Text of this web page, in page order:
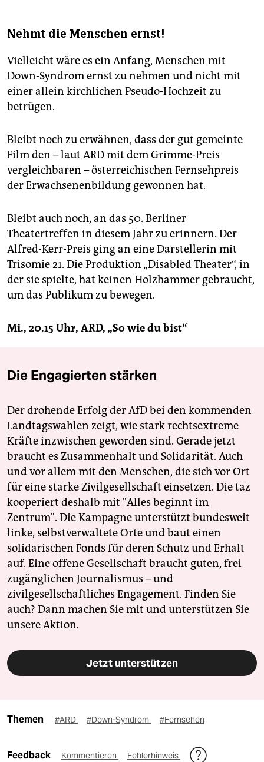
Nehmt die Menschen ernst!
Vielleicht wäre es ein Anfang, Menschen mit
Down-Syndrom ernst zu nehmen und nicht mit
einer allein kirchlichen Pseudo-Hochzeit zu
betrügen.
Bleibt noch zu erwähnen, dass der gut gemeinte
Film den – laut ARD mit dem Grimme-Preis
vergleichbaren – österreichischen Fernsehpreis
der Erwachsenenbildung gewonnen hat.
Bleibt auch noch, an das 50. Berliner
Theatertreffen in diesem Jahr zu erinnern. Der
Alfred-Kerr-Preis ging an eine Darstellerin mit
Trisomie 21. Die Produktion „Disabled Theater“, in
der sie spielte, hat keinen Holzhammer gebraucht,
um das Publikum zu bewegen.
Mi., 20.15 Uhr, ARD, „So wie du bist“
Die Engagierten stärken
Der drohende Erfolg der AfD bei den kommenden
Landtagswahlen zeigt, wie stark rechtsextreme
Kräfte inzwischen geworden sind. Gerade jetzt
braucht es Zusammenhalt und Solidarität. Auch
und vor allem mit den Menschen, die sich vor Ort
für eine starke Zivilgesellschaft einsetzen. Die taz
kooperiert deshalb mit "Alles beginnt im
Zentrum". Die Kampagne unterstützt bundesweit
linke, selbstverwaltete Orte und baut einen
solidarischen Fonds für deren Schutz und Erhalt
auf. Eine offene Gesellschaft braucht guten, frei
zugänglichen Journalismus – und
zivilgesellschaftliches Engagement. Finden Sie
auch? Dann machen Sie mit und unterstützen Sie
unsere Aktion.
Jetzt unterstützen
Themen #ARD #Down-Syndrom #Fernsehen
Feedback Kommentieren Fehlerhinweis